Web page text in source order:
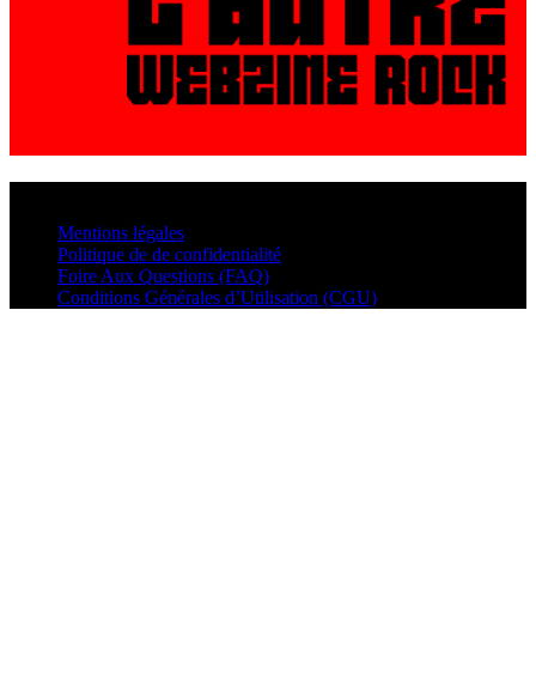
Mentions légales
Politique de de confidentialité
Foire Aux Questions (FAQ)
Conditions Générales d’Utilisation (CGU)